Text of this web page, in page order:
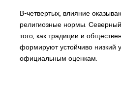
В-четвертых, влияние
религиозные нормы.
того, как традиции и
формируют устойчиво низкий
официальным оценкам.